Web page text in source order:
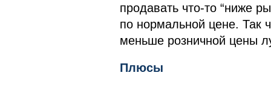
продавать что-то “ниже
по нормальной цене. Так
меньше розничной цены
Плюсы